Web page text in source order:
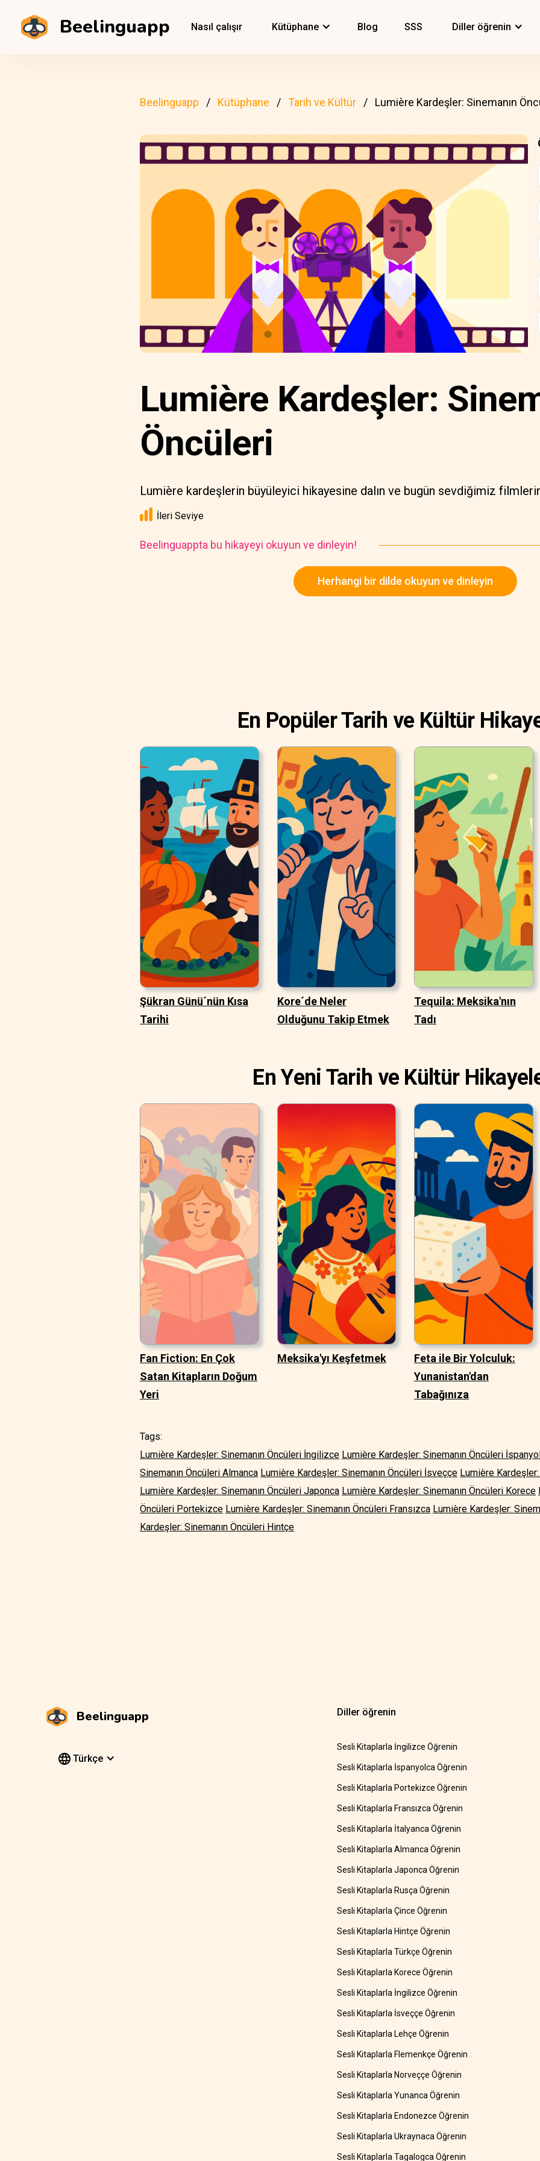
Beelinguapp Nasıl çalışır Kütüphane Blog SSS Diller öğrenin
Beelinguapp Kütüphane Tarih ve Kültür Lumière Kardeşler: Sinemanın
Lumière Kardeşler:
Öncüleri
Lumière kardeşlerin büyüleyici hikayesine dalın ve bugün sevdiğimiz
İleri Seviye
Beelinguappta bu hikayeyi okuyun ve dinleyin!
Herhangi bir dilde okuyun ve dinleyin
En Popüler Tarih ve Kültür
Şükran Günü´nün Kısa
Tarihi
Kore´de Neler
Olduğunu Takip Etmek
Tequila: Meksika'nın
Tadı
En Yeni Tarih ve Kültür
Fan Fiction: En Çok
Satan Kitapların Doğum
Yeri
Meksika'yı Keşfetmek
Feta ile Bir Yolculuk:
Yunanistan'dan
Tabağınıza
Tags:
Lumière Kardeşler: Sinemanın Öncüleri İngilizce Lumière Kardeşler: Sinemanın Öncüleri
Sinemanın Öncüleri Almanca Lumière Kardeşler: Sinemanın Öncüleri İsveççe Lumière
Lumière Kardeşler: Sinemanın Öncüleri Japonca Lumière Kardeşler: Sinemanın Öncüleri Korece
Öncüleri Portekizce Lumière Kardeşler: Sinemanın Öncüleri Fransızca Lumière Kardeşler:
Kardeşler: Sinemanın Öncüleri Hintçe
Beelinguapp
Türkçe
Diller öğrenin
Sesli Kitaplarla İngilizce Öğrenin
Sesli Kitaplarla İspanyolca Öğrenin
Sesli Kitaplarla Portekizce Öğrenin
Sesli Kitaplarla Fransızca Öğrenin
Sesli Kitaplarla İtalyanca Öğrenin
Sesli Kitaplarla Almanca Öğrenin
Sesli Kitaplarla Japonca Öğrenin
Sesli Kitaplarla Rusça Öğrenin
Sesli Kitaplarla Çince Öğrenin
Sesli Kitaplarla Hintçe Öğrenin
Sesli Kitaplarla Türkçe Öğrenin
Sesli Kitaplarla Korece Öğrenin
Sesli Kitaplarla İngilizce Öğrenin
Sesli Kitaplarla İsveççe Öğrenin
Sesli Kitaplarla Lehçe Öğrenin
Sesli Kitaplarla Flemenkçe Öğrenin
Sesli Kitaplarla Norveççe Öğrenin
Sesli Kitaplarla Yunanca Öğrenin
Sesli Kitaplarla Endonezce Öğrenin
Sesli Kitaplarla Ukraynaca Öğrenin
Sesli Kitaplarla Tagalogca Öğrenin